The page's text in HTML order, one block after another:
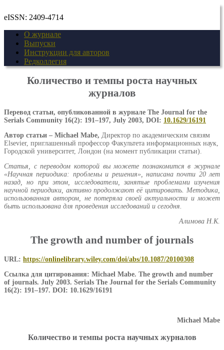
eISSN: 2409-4714
О журнале
Выпуски
Инструкции для авторов
Редколлегия
Количество и темпы роста научных
журналов
Перевод статьи, опубликованной в журнале The Journal for the
Serials Community 16(2): 191–197, July 2003, DOI: 10.1629/16191
Автор статьи – Michael Mabe, Директор по академическим связям
Elsevier, приглашенный профессор Факультета информационных наук,
Городской университет, Лондон (на момент публикации статьи).
Статья, с переводом которой вы можете познакомится в журнале
«Научная периодика: проблемы и решения», написана почти 20 лет
назад, но при этом, исследователи, занятые проблемами изучения
научной периодики, активно продолжают её цитировать. Методика,
использованная автором, не потеряла своей актуальности и может
быть использована для проведения исследований и сегодня.
Алимова Н.К.
The growth and number of journals
URL: https://onlinelibrary.wiley.com/doi/abs/10.1087/20100308
Ссылка для цитирования: Michael Mabe. The growth and number
of journals. July 2003. Serials The Journal for the Serials Community
16(2): 191–197. DOI: 10.1629/16191
Michael Mabe
Количество и темпы роста научных журналов